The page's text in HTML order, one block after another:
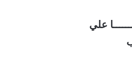
علي